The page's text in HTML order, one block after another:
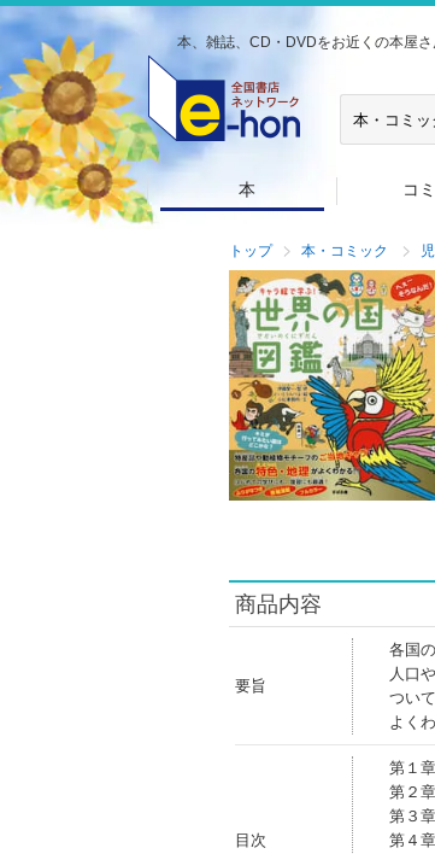
本、雑誌、CD・DVDをお近くの本屋さ
本 コ
トップ 本・コミック
商品内容
要旨
各国
人口
つい
よく
目次
第１
第２
第３
第４